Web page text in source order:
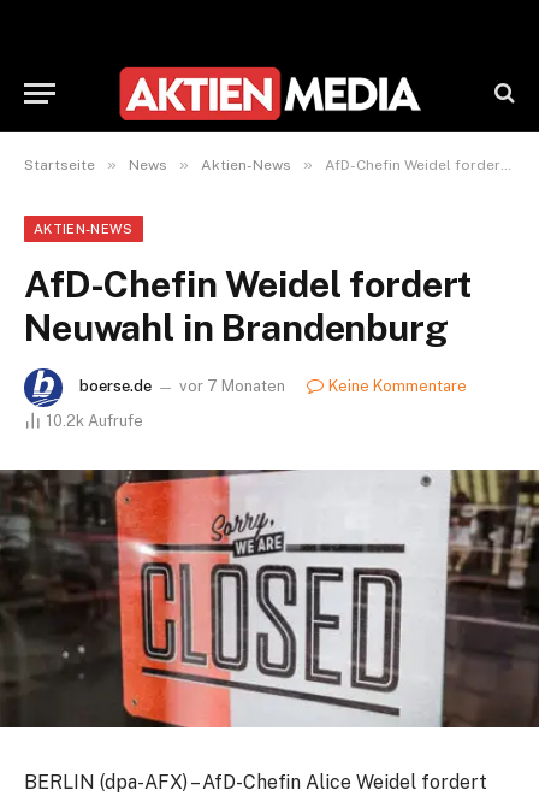
Startseite » News » Aktien-News » AfD-Chefin Weidel fordert Neuwahl in Brandenburg
AKTIEN-NEWS
AfD-Chefin Weidel fordert
Neuwahl in Brandenburg
boerse.de vor 7 Monaten
Keine Kommentare
10.2k Aufrufe
BERLIN (dpa-AFX) – AfD-Chefin Alice Weidel fordert